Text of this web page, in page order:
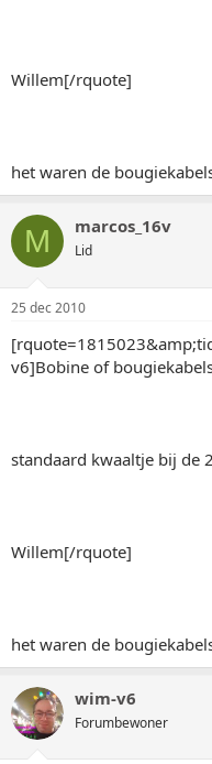
Willem[/rquote]
het waren de
M marcos_16v
Lid
25 dec 2010
v6]Bobine of
standaard kwaaltje bij de
Willem[/rquote]
het waren de
wim-v6
Forumbewoner